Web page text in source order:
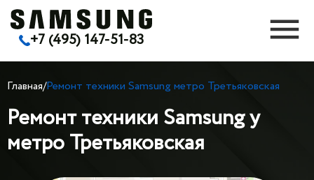
+7 (495) 147-51-83
Ремонт техники Samsung у
метро Третьяковская
Главная/Ремонт техники Samsung метро Третьяковская